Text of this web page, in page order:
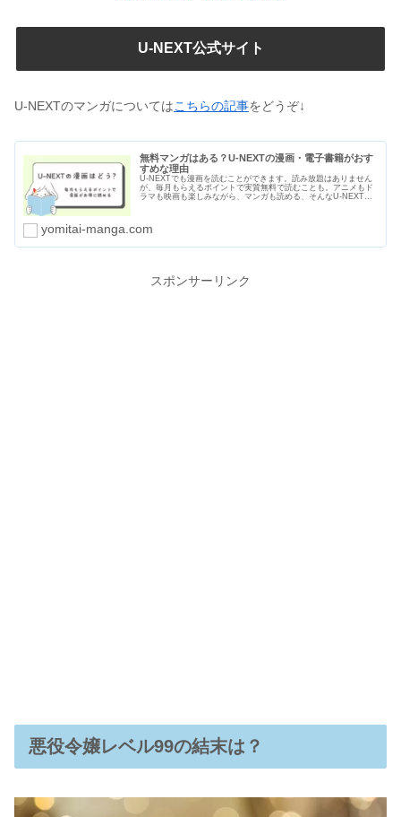
U-NEXT公式サイト
U-NEXTのマンガについてはこちらの記事をどうぞ↓
無料マンガはある？U-NEXTの漫画・電子書籍がおす
すめな理由
U-NEXTでも漫画を読むことができます。読み放題はありません
が、毎月もらえるポイントで実質無料で読むことも。アニメもド
ラマも映画も楽しみながら、マンガも読める、そんなU-NEXTが
yomitai-manga.com
スポンサーリンク
悪役令嬢レベル99の結末は？